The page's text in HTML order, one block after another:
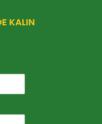
KALIN